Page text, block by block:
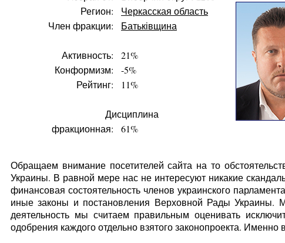
Регион:
Черкасская область
Член фракции:
Батьківщина
Активность:
21%
Конформизм:
-5%
Рейтинг:
11%
Дисциплина
фракционная:
61%
Обращаем внимание посетителей сайта на то
Украины. В равной мере нас не интересуют никакие
финансовая состоятельность членов украинского
иные законы и постановления Верховной Рады Украины.
деятельность мы считаем правильным оценивать
одобрения каждого отдельно взятого законопроекта. Именно